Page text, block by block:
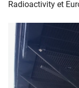
Radioactivity et